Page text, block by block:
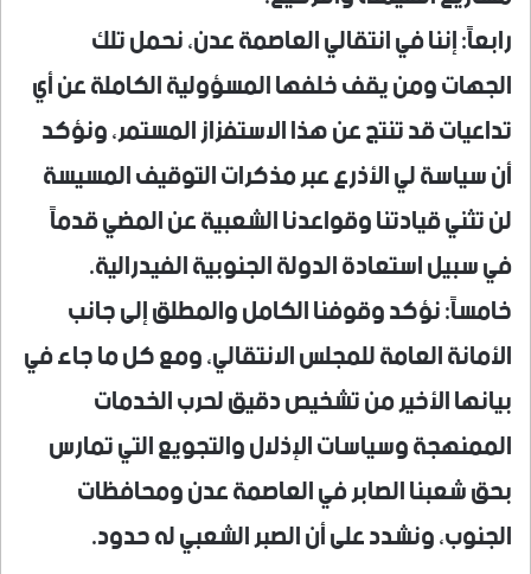
​رابعاً: إننا في انتقالي العاصمة عدن، نحمل تلك
الجهات ومن يقف خلفها المسؤولية الكاملة عن أي
تداعيات قد تنتج عن هذا الاستفزاز المستمر، ونؤكد
أن سياسة لي الأذرع عبر مذكرات التوقيف المسيسة
لن تثني قيادتنا وقواعدنا الشعبية عن المضي قدماً
في سبيل استعادة الدولة الجنوبية الفيدرالية.
​خامساً: نؤكد وقوفنا الكامل والمطلق إلى جانب
الأمانة العامة للمجلس الانتقالي، ومع كل ما جاء في
بيانها الأخير من تشخيص دقيق لحرب الخدمات
الممنهجة وسياسات الإذلال والتجويع التي تمارس
بحق شعبنا الصابر في العاصمة عدن ومحافظات
الجنوب، ونشدد على أن الصبر الشعبي له حدود.